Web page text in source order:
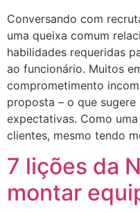
Conversando com
uma queixa comum
habilidades requeridas
ao funcionário. Muitos
comprometimento
proposta – o que
expectativas. Como
clientes, mesmo tendo
7 lições da
montar